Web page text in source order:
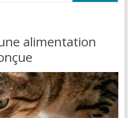
alimentation